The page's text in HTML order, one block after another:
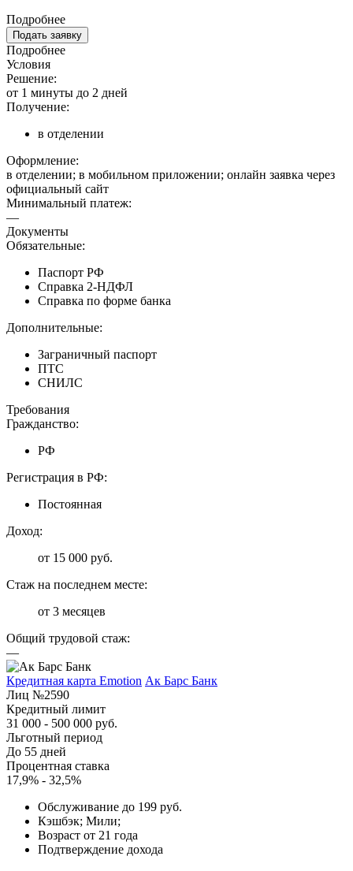
Подробнее
Подать заявку
Подробнее
Условия
Решение:
от 1 минуты до 2 дней
Получение:
в отделении
Оформление:
в отделении; в мобильном приложении; онлайн заявка через
официальный сайт
Минимальный платеж:
—
Документы
Обязательные:
Паспорт РФ
Справка 2-НДФЛ
Справка по форме банка
Дополнительные:
Заграничный паспорт
ПТС
СНИЛС
Требования
Гражданство:
РФ
Регистрация в РФ:
Постоянная
Доход:
от 15 000 руб.
Стаж на последнем месте:
от 3 месяцев
Общий трудовой стаж:
—
Кредитная карта Emotion Ак Барс Банк
Лиц №2590
Кредитный лимит
31 000 - 500 000 руб.
Льготный период
До 55 дней
Процентная ставка
17,9% - 32,5%
Обслуживание до 199 руб.
Кэшбэк; Мили;
Возраст от 21 года
Подтверждение дохода